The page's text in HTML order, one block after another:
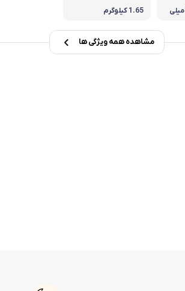
19.9 × 236 × 359 میلی
1.65 کیلوگرم
مشاهده همه ویژگی ها